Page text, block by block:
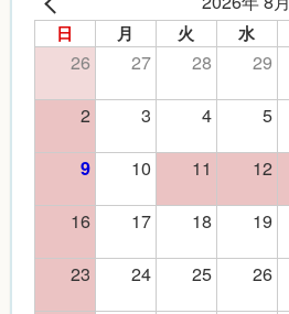
日 月 火 水
26 27 28 29
2
3 4 5
9 10 11 12
16
17 18 19
23
24 25 26